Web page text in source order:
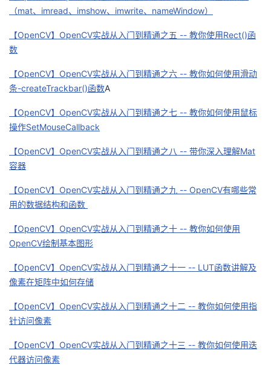
博
的
坛
我
圈
的
播
我
活
动
的
关
注
我
的
开
发
学
堂
我
我
的
Programs
我
的
持
我
（mat、imread、imshow、imwrite、nameWindow）
【OpenCV】OpenCV实战从入门到精通之五 -- 教你使用Rect()函
数
【OpenCV】OpenCV实战从入门到精通之六 -- 教你如何使用滑动
条-createTrackbar()函数A
【OpenCV】OpenCV实战从入门到精通之七 -- 教你如何使用鼠标
操作SetMouseCallback
【OpenCV】OpenCV实战从入门到精通之八 -- 带你深入理解Mat
容器
【OpenCV】OpenCV实战从入门到精通之九 -- OpenCV有哪些常
用的数据结构和函数
【OpenCV】OpenCV实战从入门到精通之十 -- 教你如何使用
OpenCV绘制基本图形
【OpenCV】OpenCV实战从入门到精通之十一 -- LUT函数讲解及
像素在矩阵中如何存储
【OpenCV】OpenCV实战从入门到精通之十二 -- 教你如何使用指
针访问像素
【OpenCV】OpenCV实战从入门到精通之十三 -- 教你如何使用迭
代器访问像素